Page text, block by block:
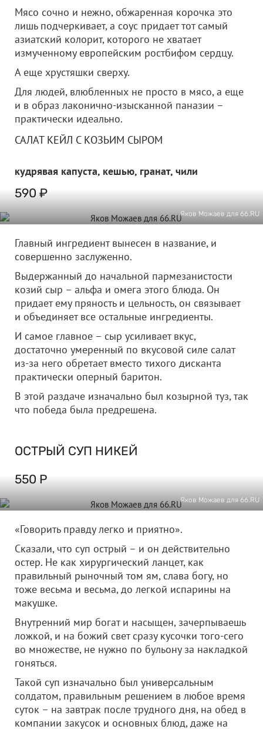
Мясо сочно и нежно, обжаренная корочка это
лишь подчеркивает, а соус придает тот самый
азиатский колорит, которого не хватает
измученному европейским ростбифом сердцу.
А еще хрустяшки сверху.
Для людей, влюбленных не просто в мясо, а еще
и в образ лаконично-изысканной паназии –
практически идеально.
САЛАТ КЕЙЛ С КОЗЬИМ СЫРОМ
кудрявая капуста, кешью, гранат, чили
590 ₽
Яков Можаев для 66.RU
Главный ингредиент вынесен в название, и
совершенно заслуженно.
Выдержанный до начальной пармезанистости
козий сыр – альфа и омега этого блюда. Он
придает ему пряность и цельность, он связывает
и объединяет все остальные ингредиенты.
И самое главное – сыр усиливает вкус,
достаточно умеренный по вкусовой силе салат
из-за него обретает вместо тихого дисканта
практически оперный баритон.
В этой раздаче изначально был козырной туз, так
что победа была предрешена.
ОСТРЫЙ СУП НИКЕЙ
550 Р
Яков Можаев для 66.RU
«Говорить правду легко и приятно».
Сказали, что суп острый – и он действительно
остер. Не как хирургический ланцет, как
правильный рыночный том ям, слава богу, но
тоже весьма и весьма, до легкой испарины на
макушке.
Внутренний мир богат и насыщен, зачерпываешь
ложкой, и на божий свет сразу кусочки того-сего
во множестве, не нужно по бульону за накладкой
гоняться.
Такой суп изначально был универсальным
солдатом, правильным решением в любое время
суток – на завтрак после трудного дня, на обед в
компании закусок и основных блюд, даже на